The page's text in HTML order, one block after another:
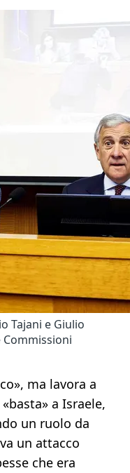
Tajani e Giulio
ma lavora a
a Israele,
un ruolo da
un attacco
che era